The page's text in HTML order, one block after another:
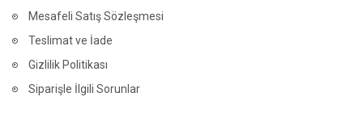
Mesafeli Satış Sözleşmesi
Teslimat ve İade
Gizlilik Politikası
Siparişle İlgili Sorunlar